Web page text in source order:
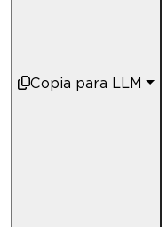
Copia para LLM